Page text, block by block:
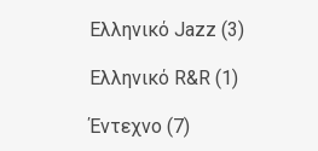
Ελληνικό Jazz (3)
Ελληνικό R&R (1)
Έντεχνο (7)